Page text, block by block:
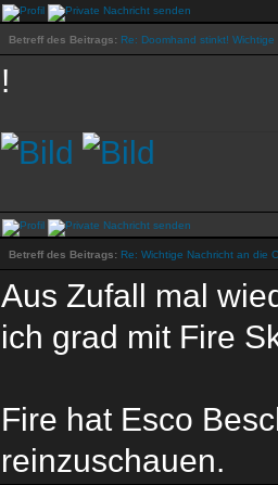
Betreff des Beitrags: Re: Doomhand stinkt! Wichtige
!
Betreff des Beitrags: Re: Wichtige Nachricht an die
Aus Zufall mal
ich grad mit Fire
Fire hat Esco
reinzuschauen.